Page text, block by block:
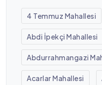
4 Temmuz Mahallesi
Abdi İpekçi Mahallesi
Abdurrahmangazi
Acarlar Mahallesi